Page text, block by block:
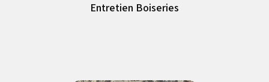
Entretien Boiseries
Entretien Boiseries